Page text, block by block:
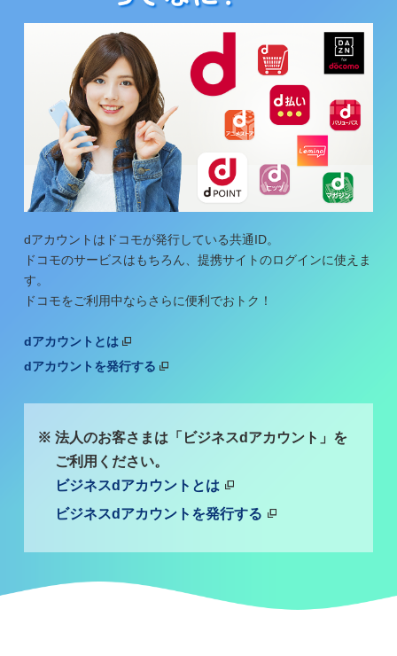
dアカウントはドコモが発行している共通ID。
ドコモのサービスはもちろん、提携サイトのログインに使えま
す。
ドコモをご利用中ならさらに便利でおトク！
dアカウントとは
dアカウントを発行する
法人のお客さまは「ビジネスdアカウント」を
ご利用ください。
ビジネスdアカウントとは
ビジネスdアカウントを発行する